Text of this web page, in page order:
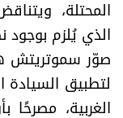
المحتلة،
الذي يُلزم
صوّر سموتريتش
لتطبيق السيادة